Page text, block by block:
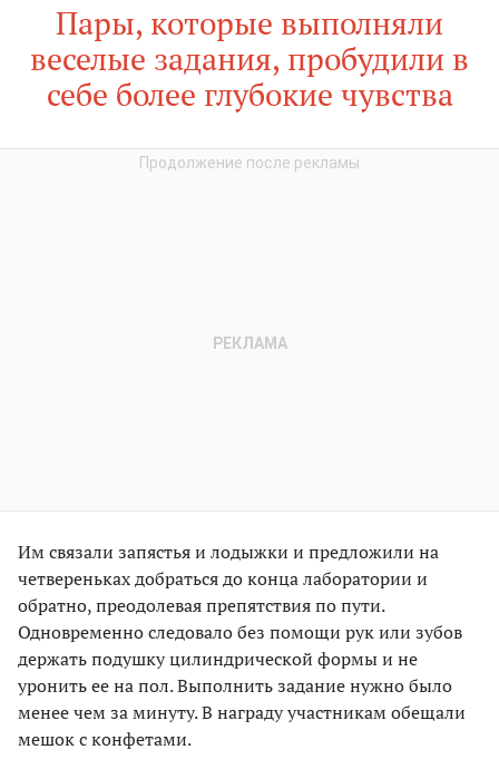
Пары, которые выполняли
веселые задания, пробудили в
себе более глубокие чувства
Им связали запястья и лодыжки и предложили на
четвереньках добраться до конца лаборатории и
обратно, преодолевая препятствия по пути.
Одновременно следовало без помощи рук или зубов
держать подушку цилиндрической формы и не
уронить ее на пол. Выполнить задание нужно было
менее чем за минуту. В награду участникам обещали
мешок с конфетами.